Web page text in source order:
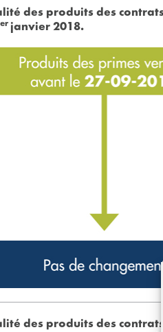
des produits des
er janvier 2018.
des produits des